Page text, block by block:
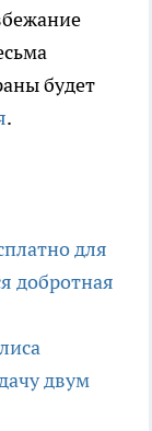
будет
.
для
добротная
двум